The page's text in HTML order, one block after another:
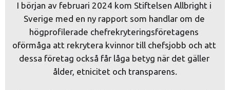
I början av februari 2024 kom Stiftelsen Allbright i
Sverige med en ny rapport som handlar om de
högprofilerade chefrekryteringsföretagens
oförmåga att rekrytera kvinnor till chefsjobb och att
dessa företag också får låga betyg när det gäller
ålder, etnicitet och transparens.